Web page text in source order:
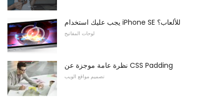
يجب عليك استخدام iPhone SE للألعاب؟
لوحات المفاتيح
نظرة عامة موجزة عن CSS Padding
تصميم مواقع الويب